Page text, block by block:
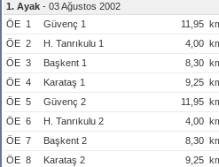
1. Ayak - 03 Ağustos 2002
ÖE 1 Güvenç 1 11,95
ÖE 2 H. Tanrıkulu 1 4,00
ÖE 3 Başkent 1 8,30
ÖE 4 Karataş 1 9,25
ÖE 5 Güvenç 2 11,95
ÖE 6 H. Tanrıkulu 2 4,00
ÖE 7 Başkent 2 8,30
ÖE 8 Karataş 2 9,25